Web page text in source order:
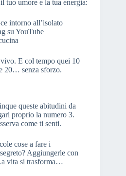
tuo umore e la tua energia:
intorno all’isolato
su YouTube
E col tempo quei 10
20… senza sforzo.
queste abitudini da
proprio la numero 3.
come ti senti.
cose a fare i
Aggiungerle con
vita si trasforma…